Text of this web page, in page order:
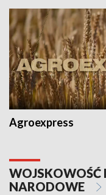
Agroexpress
WOJSKOWOŚĆ
NARODOWE